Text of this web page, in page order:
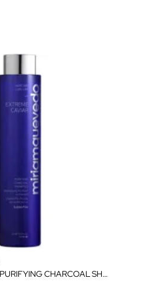
EXTREME CAVIAR PURIFYING CHARCOAL SHAMPOO 250 ML